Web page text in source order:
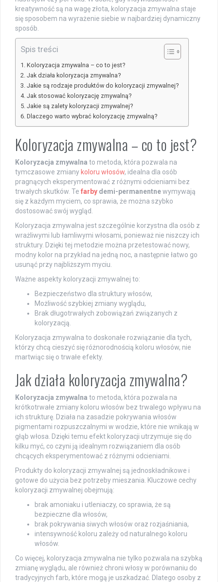
kreatywność są na wagę złota, koloryzacja zmywalna staje
się sposobem na wyrażenie siebie w najbardziej dynamiczny
sposób.
Spis treści
Koloryzacja zmywalna – co to jest?
Jak działa koloryzacja zmywalna?
Jakie są rodzaje produktów do koloryzacji zmywalnej?
Jak stosować koloryzację zmywalną?
Jakie są zalety koloryzacji zmywalnej?
Dlaczego warto wybrać koloryzację zmywalną?
Koloryzacja zmywalna – co to jest?
Koloryzacja zmywalna to metoda, która pozwala na
tymczasowe zmiany koloru włosów, idealna dla osób
pragnących eksperymentować z różnymi odcieniami bez
trwałych skutków. Te farby demi-permanentnewymywają
się z każdym myciem, co sprawia, że można szybko
dostosować swój wygląd.
Koloryzacja zmywalna jest szczególnie korzystna dla osób z
wrażliwymi lub łamliwymi włosami, ponieważ nie niszczy ich
struktury. Dzięki tej metodzie można przetestować nowy,
modny kolor na przykład na jedną noc, a następnie łatwo go
usunąć przy najbliższym myciu.
Ważne aspekty koloryzacji zmywalnej to:
Bezpieczeństwo dla struktury włosów,
Możliwość szybkiej zmiany wyglądu,
Brak długotrwałych zobowiązań związanych z
koloryzacją.
Koloryzacja zmywalna to doskonałe rozwiązanie dla tych,
którzy chcą cieszyć się różnorodnością koloru włosów, nie
martwiąc się o trwałe efekty.
Jak działa koloryzacja zmywalna?
Koloryzacja zmywalna to metoda, która pozwala na
krótkotrwałe zmiany koloru włosów bez trwalego wpływu na
ich strukturę. Działa na zasadzie pokrywania włosów
pigmentami rozpuszczalnymi w wodzie, które nie wnikają w
głąb włosa. Dzięki temu efekt koloryzacji utrzymuje się do
kilku myć, co czyni ją idealnym rozwiązaniem dla osób
chcących eksperymentować z różnymi odcieniami.
Produkty do koloryzacji zmywalnej są jednoskładnikowe i
gotowe do użycia bez potrzeby mieszania. Kluczowe cechy
koloryzacji zmywalnej obejmują:
brak amoniaku i utleniaczy, co sprawia, że są
bezpieczne dla włosów,
brak pokrywania siwych włosów oraz rozjaśniania,
intensywność koloru zależy od naturalnego koloru
włosów.
Co więcej, koloryzacja zmywalna nie tylko pozwala na szybką
zmianę wyglądu, ale również chroni włosy w porównaniu do
tradycyjnych farb, które mogą je uszkadzać. Dlatego osoby z